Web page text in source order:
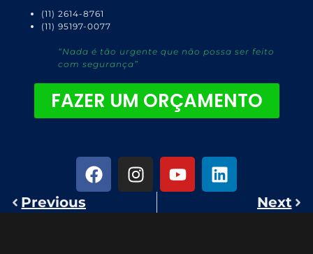
(11) 2614-8761
(11) 95197-0077
“Nada é tão urgente que não possa ser feito
com segurança”
FAZER UM ORÇAMENTO
Previous Next